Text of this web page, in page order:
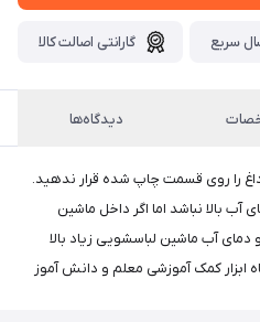
سریع گارانتی اصالت کالا
دیدگاه‌ها
را روی قسمت چاپ شده قرار ندهید.
بالا نباشد اما اگر داخل ماشین
دمای آب ماشین لباسشویی زیاد بالا
ابزار کمک آموزشی معلم و دانش آموز